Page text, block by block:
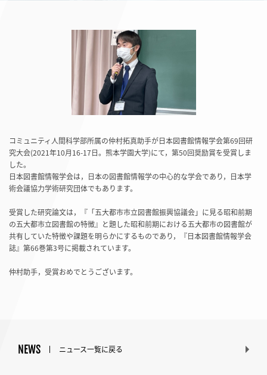
コミュニティ人間科学部所属の仲村拓真助手が日本図書館情報学会第69回研
究大会(2021年10月16-17日。熊本学園大学)にて，第50回奨励賞を受賞しま
した。
日本図書館情報学会は，日本の図書館情報学の中心的な学会であり，日本学
術会議協力学術研究団体でもあります。
受賞した研究論文は，『「五大都市市立図書館振興協議会」に見る昭和前期
の五大都市立図書館の特徴』と題した昭和前期における五大都市の図書館が
共有していた特徴や課題を明らかにするものであり，『日本図書館情報学会
誌』第66巻第3号に掲載されています。
仲村助手，受賞おめでとうございます。
NEWS ニュース一覧に戻る